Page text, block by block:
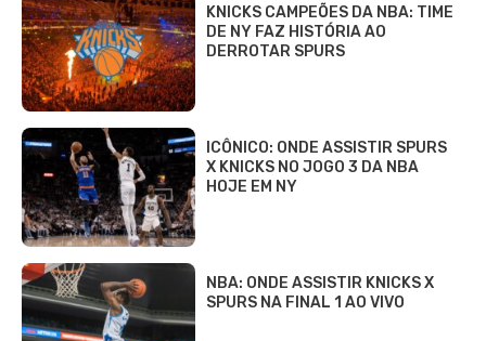
KNICKS CAMPEÕES DA NBA: TIME
DE NY FAZ HISTÓRIA AO
DERROTAR SPURS
ICÔNICO: ONDE ASSISTIR SPURS
X KNICKS NO JOGO 3 DA NBA
HOJE EM NY
NBA: ONDE ASSISTIR KNICKS X
SPURS NA FINAL 1 AO VIVO